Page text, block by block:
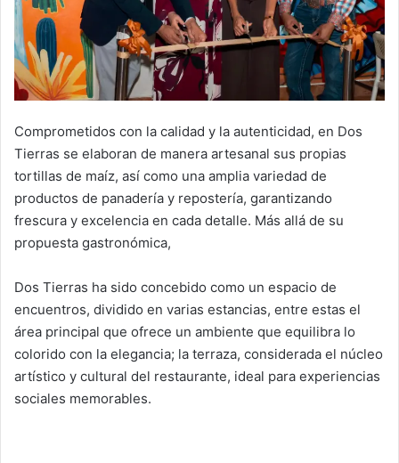
Comprometidos con la calidad y la autenticidad, en Dos
Tierras se elaboran de manera artesanal sus propias
tortillas de maíz, así como una amplia variedad de
productos de panadería y repostería, garantizando
frescura y excelencia en cada detalle. Más allá de su
propuesta gastronómica,
Dos Tierras ha sido concebido como un espacio de
encuentros, dividido en varias estancias, entre estas el
área principal que ofrece un ambiente que equilibra lo
colorido con la elegancia; la terraza, considerada el núcleo
artístico y cultural del restaurante, ideal para experiencias
sociales memorables.